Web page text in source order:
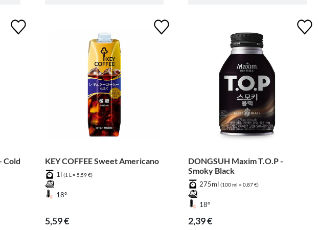
Cold
KEY COFFEE Sweet Americano
1l (1 L = 5,59 €)
18°
5,59 €
DONGSUH Maxim T.O.P -
Smoky Black
275ml (100 ml = 0,87 €)
18°
2,39 €